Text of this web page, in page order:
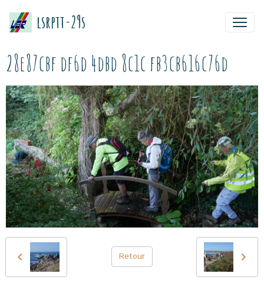
lsrptt-29s
28e87cbf df6d 4dbd 8c1c fb3cb616c76d
Retour